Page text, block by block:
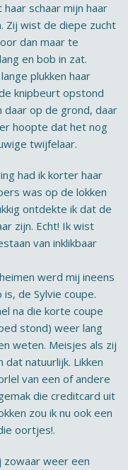
schaar mijn haar
Zij wist de diepe zucht
dan maar te
en bob in zat.
plukken haar
knipbeurt opstond
daar op de grond, daar
hoopte dat het nog
twijfelaar.
had ik korter haar
was op de lokken
ontdekte ik dat de
zijn. Echt! Ik wist
van inklikbaar
werd mij ineens
de Sylvie coupe.
na die korte coupe
stond) weer lang
weten. Meisjes als zij
natuurlijk. Likken
van een of andere
die creditcard uit
zou ik nu ook een
oortjes!.
zowaar weer een